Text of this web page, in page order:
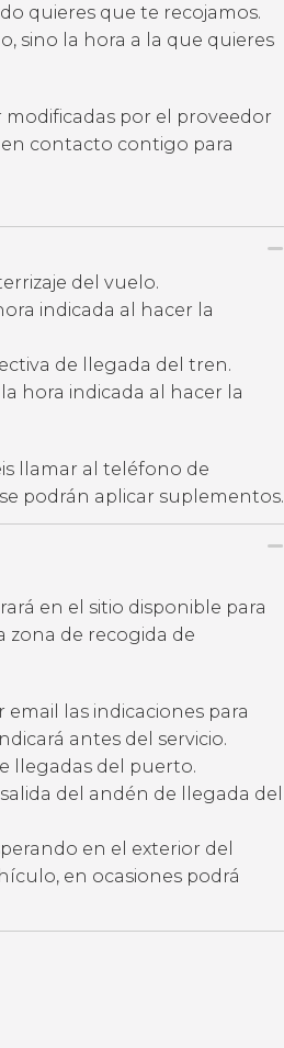
quieres que te recojamos.
sino la hora a la que quieres
modificadas por el proveedor
en contacto contigo para
del vuelo.
indicada al hacer la
de llegada del tren.
hora indicada al hacer la
llamar al teléfono de
podrán aplicar suplementos.
en el sitio disponible para
zona de recogida de
email las indicaciones para
antes del servicio.
llegadas del puerto.
del andén de llegada del
en el exterior del
en ocasiones podrá